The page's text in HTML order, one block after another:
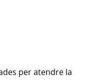
per atendre la